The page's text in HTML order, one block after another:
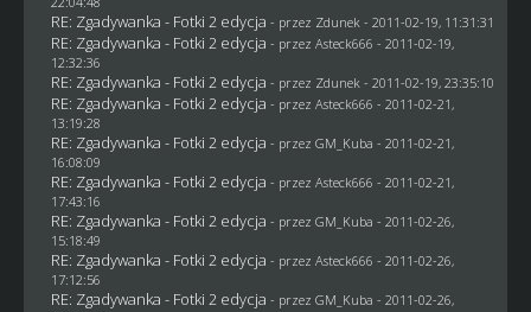
RE: Zgadywanka - Fotki 2 edycja - przez Zdunek - 2011-02-19, 11:31:31
RE: Zgadywanka - Fotki 2 edycja - przez Asteck666 - 2011-02-19,
12:32:36
RE: Zgadywanka - Fotki 2 edycja - przez Zdunek - 2011-02-19, 23:35:10
RE: Zgadywanka - Fotki 2 edycja - przez Asteck666 - 2011-02-21,
13:19:28
RE: Zgadywanka - Fotki 2 edycja - przez GM_Kuba - 2011-02-21,
16:08:09
RE: Zgadywanka - Fotki 2 edycja - przez Asteck666 - 2011-02-21,
17:43:16
RE: Zgadywanka - Fotki 2 edycja - przez GM_Kuba - 2011-02-26,
15:18:49
RE: Zgadywanka - Fotki 2 edycja - przez Asteck666 - 2011-02-26,
17:12:56
RE: Zgadywanka - Fotki 2 edycja - przez GM_Kuba - 2011-02-26,